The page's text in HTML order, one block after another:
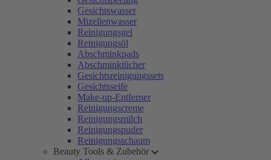
Gesichtswasser
Mizellenwasser
Reinigungsgel
Reinigungsöl
Abschminkpads
Abschminktücher
Gesichtsreinigungssets
Gesichtsseife
Make-up-Entferner
Reinigungscreme
Reinigungsmilch
Reinigungspuder
Reinigungsschaum
Beauty Tools & Zubehör